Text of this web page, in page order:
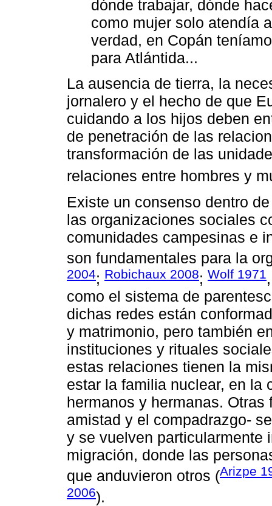
dónde trabajar, dónde
como mujer solo atendía
verdad, en Copán
para Atlántida...
La ausencia de tierra, la
jornalero y el hecho de que
cuidando a los hijos deben
de penetración de las
transformación de las
relaciones entre hombres y
Existe un consenso dentro
las organizaciones sociales
comunidades campesinas e
son fundamentales para la
2004; Robichaux 2008; Wolf 1971
como el sistema de
dichas redes están
y matrimonio, pero también
instituciones y rituales
estas relaciones tienen la
estar la familia nuclear, en la
hermanos y hermanas.
amistad y el compadrazgo-
y se vuelven particularmente
migración, donde las
que anduvieron otros (Arizpe
2006).